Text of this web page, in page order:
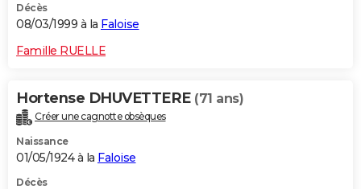
Décès
08/03/1999 à la Faloise
Famille RUELLE
Hortense DHUVETTERE (71 ans)
Créer une cagnotte obsèques
Naissance
01/05/1924 à la Faloise
Décès